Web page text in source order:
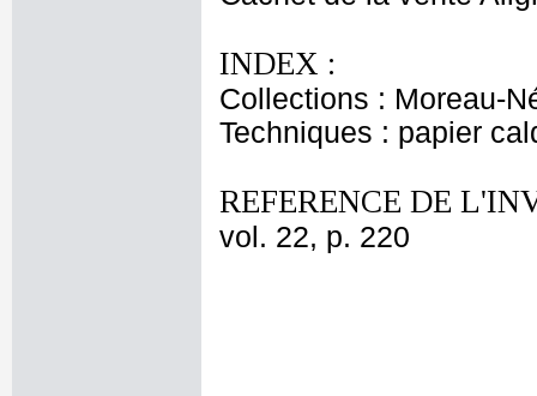
INDEX :
Collections : Moreau-
Techniques : papier
REFERENCE DE
vol. 22, p. 220